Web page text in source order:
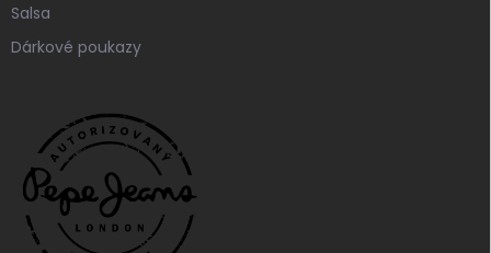
Salsa
Dárkové poukazy